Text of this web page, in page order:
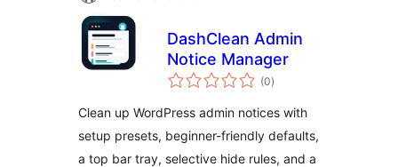
DashClean Admin
Notice Manager
(0értékelés
összesen
)
Clean up WordPress admin notices with
setup presets, beginner-friendly defaults,
a top bar tray, selective hide rules, and a